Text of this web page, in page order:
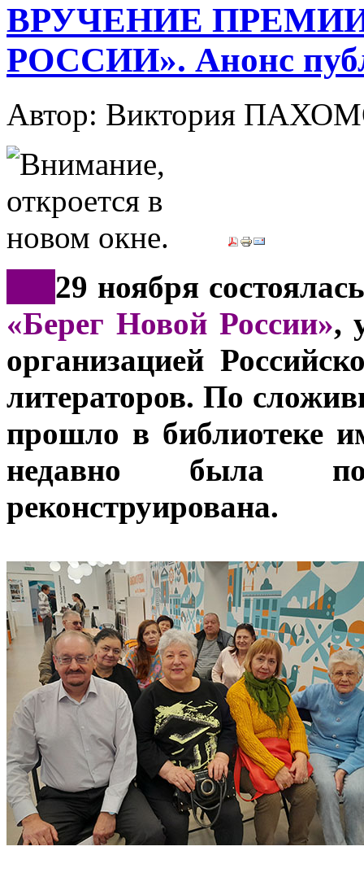
ВРУЧЕНИЕ
РОССИИ». Анонс
Автор: Виктория
29 ноября
«Берег Новой России»,
организацией
литераторов. По
прошло в библиотеке
недавно была
реконструирована.